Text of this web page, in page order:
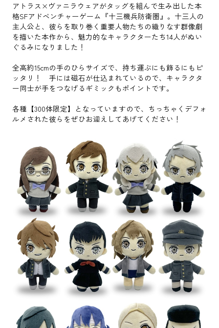
アトラス×ヴァニラウェアがタッグを組んで生み出した本
格SFアドベンチャーゲーム『十三機兵防衛圏』。十三人の
主人公と、彼らを取り巻く重要人物たちの織りなす群像劇
を描いた本作から、魅力的なキャラクターたち14人がぬい
ぐるみになりました！
全高約15cmの手のひらサイズで、持ち運ぶにも飾るにもピ
ッタリ！ 手には磁石が仕込まれているので、キャラクタ
ー同士が手をつなげるギミックもポイントです。
各種【300体限定】となっていますので、ちっちゃくデフォ
ルメされた彼らをぜひお迎えしてあげてください！